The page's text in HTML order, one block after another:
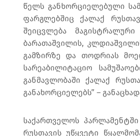
წელს განხორციელებული
ფარგლებშიც ქალაქ
შეიცვლება
ბარათაშვილის,
გამზირზე და თოდრიას
სარეაბილიტაციო
განმავლობაში ქალაქ
განახორციელებს” –
საქართველოს
რუსთავის უწყვეტი